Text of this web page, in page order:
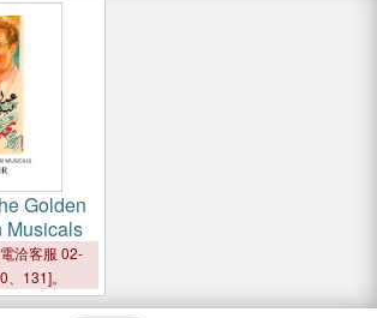
Golden
Musicals
洽客服 02-
131]。